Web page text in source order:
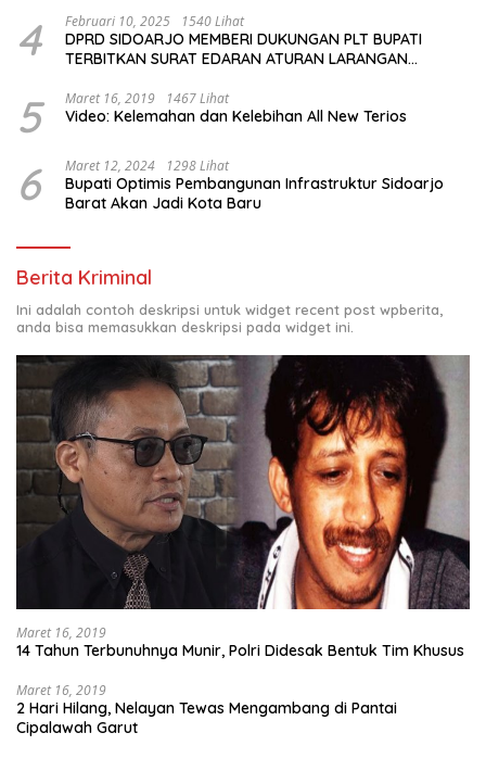
4 Februari 10, 2025 1540 Lihat
DPRD SIDOARJO MEMBERI DUKUNGAN PLT BUPATI
TERBITKAN SURAT EDARAN ATURAN LARANGAN
KELUAR KOTA
5 Maret 16, 2019 1467 Lihat
Video: Kelemahan dan Kelebihan All New Terios
6 Maret 12, 2024 1298 Lihat
Bupati Optimis Pembangunan Infrastruktur Sidoarjo
Barat Akan Jadi Kota Baru
Berita Kriminal
Ini adalah contoh deskripsi untuk widget recent post wpberita,
anda bisa memasukkan deskripsi pada widget ini.
Maret 16, 2019
14 Tahun Terbunuhnya Munir, Polri Didesak Bentuk Tim Khusus
Maret 16, 2019
2 Hari Hilang, Nelayan Tewas Mengambang di Pantai
Cipalawah Garut